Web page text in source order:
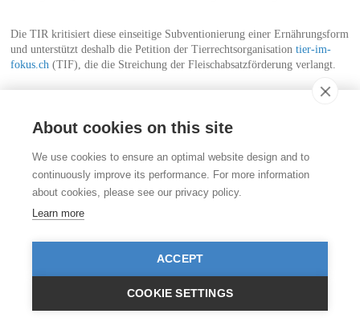
Die TIR kritisiert diese einseitige Subventionierung einer Ernährungsform
und unterstützt deshalb die Petition der Tierrechtsorganisation tier-im-
fokus.ch (TIF), die die Streichung der Fleischabsatzförderung verlangt.
ausgedruckt
Stiftung für das Tier im Recht (TIR)
Rigistrasse 9
CH - 8006 Zürich
info@tierimrecht.org
Ihre Spende kann von den Steuern abgezogen werden.
IBAN: CH17 0900 0000 8770 0700 7, PostFinance CHF
© TIR / Impressum und Datenschutz
About cookies on this site
We use cookies to ensure an optimal website design and to
continuously improve its performance. For more information
about cookies, please see our privacy policy.
Learn more
ACCEPT
COOKIE SETTINGS